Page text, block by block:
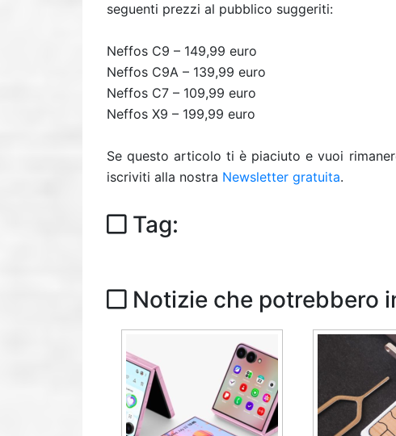
seguenti prezzi al pubblico suggeriti:
Neffos C9 – 149,99 euro
Neffos C9A – 139,99 euro
Neffos C7 – 109,99 euro
Neffos X9 – 199,99 euro
Se questo articolo ti è piaciuto e vuoi
iscriviti alla nostra Newsletter gratuita.
Tag:
Notizie che potrebbero